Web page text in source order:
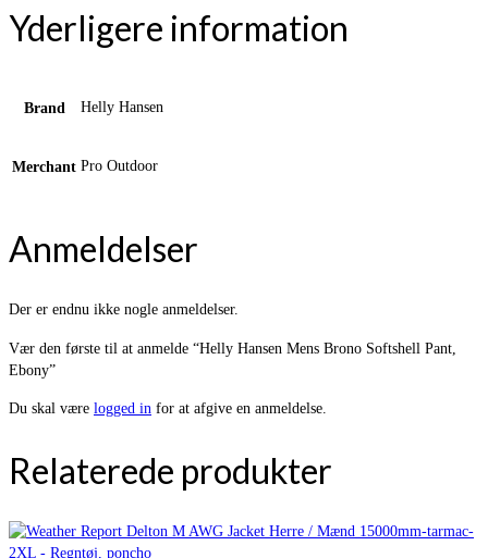
Yderligere information
Brand Helly Hansen
Merchant Pro Outdoor
Anmeldelser
Der er endnu ikke nogle anmeldelser.
Vær den første til at anmelde “Helly Hansen Mens Brono Softshell Pant,
Ebony”
Du skal være logged in for at afgive en anmeldelse.
Relaterede produkter